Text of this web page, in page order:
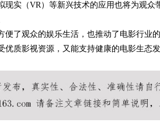
现实（VR）等新兴技术的应用也将为观
便了观众的娱乐生活，也推动了电影行业
优质影视资源，又能支持健康的电影生态